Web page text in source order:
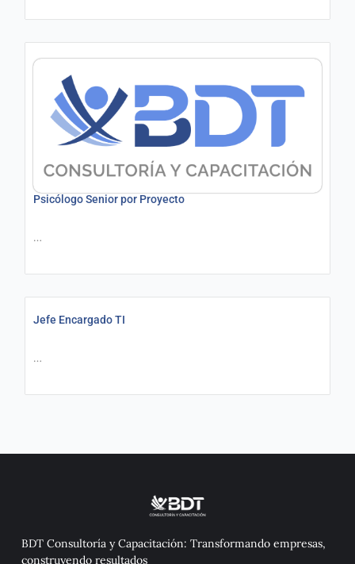
Psicólogo Senior por Proyecto
…
Jefe Encargado TI
…
BDT Consultoría y Capacitación: Transformando empresas,
construyendo resultados